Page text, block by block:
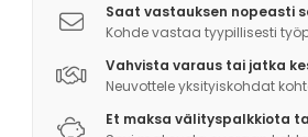
Saat vastauksen nopeasti
Kohde vastaa tyypillisesti
Vahvista varaus tai jatka
Neuvottele yksityiskohdat
Et maksa välityspalkkiota